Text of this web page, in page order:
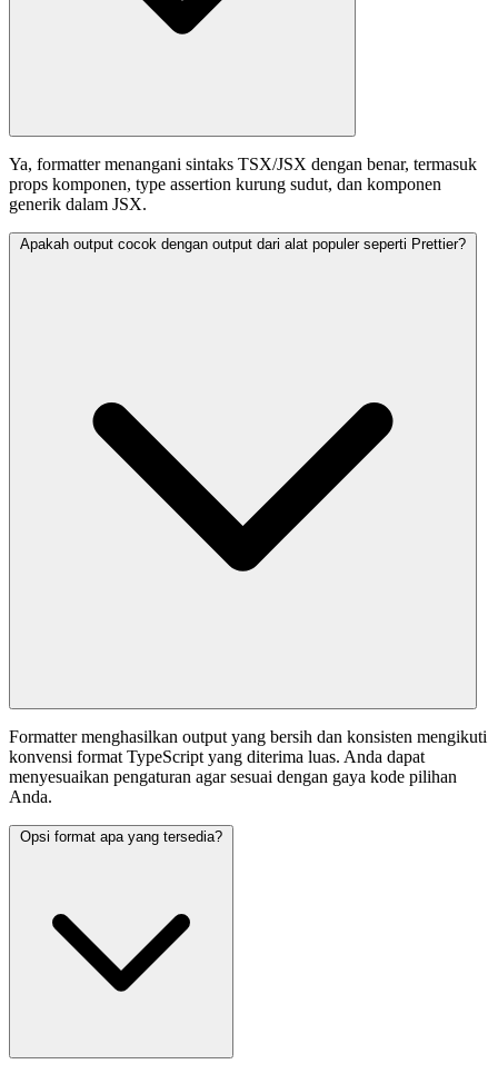
Ya, formatter menangani sintaks TSX/JSX dengan benar, termasuk
props komponen, type assertion kurung sudut, dan komponen
generik dalam JSX.
Apakah output cocok dengan output dari alat populer seperti Prettier?
Formatter menghasilkan output yang bersih dan konsisten mengikuti
konvensi format TypeScript yang diterima luas. Anda dapat
menyesuaikan pengaturan agar sesuai dengan gaya kode pilihan
Anda.
Opsi format apa yang tersedia?